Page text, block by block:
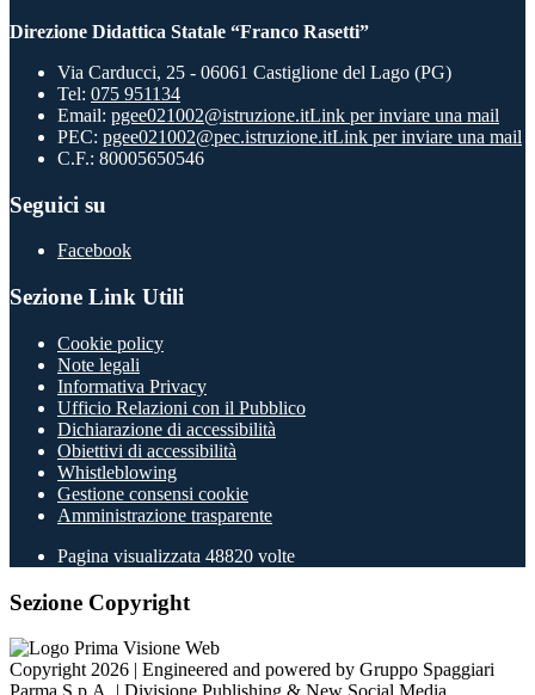
Direzione Didattica Statale “Franco Rasetti”
Via Carducci, 25 - 06061 Castiglione del Lago (PG)
Tel: 075 951134
Email: pgee021002@istruzione.itLink per inviare una mail
PEC: pgee021002@pec.istruzione.itLink per inviare una mail
C.F.: 80005650546
Seguici su
Facebook
Sezione Link Utili
Cookie policy
Note legali
Informativa Privacy
Ufficio Relazioni con il Pubblico
Dichiarazione di accessibilità
Obiettivi di accessibilità
Whistleblowing
Gestione consensi cookie
Amministrazione trasparente
Pagina visualizzata 48820 volte
Sezione Copyright
Copyright 2026 | Engineered and powered by Gruppo Spaggiari